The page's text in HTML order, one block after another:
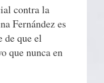
contra la
Fernández es
de que el
que nunca en